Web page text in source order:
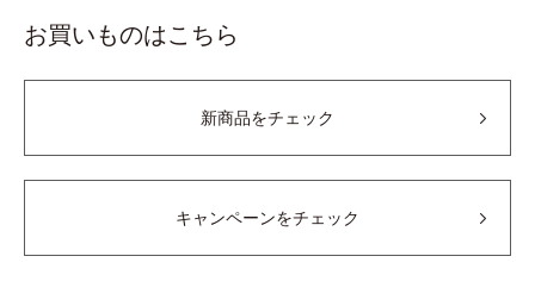
お買いものはこちら
新商品をチェック
キャンペーンをチェック